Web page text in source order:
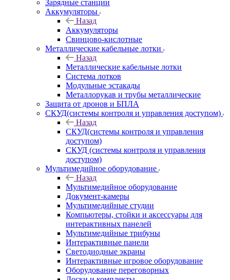
Зарядные станции
Аккумуляторы
Назад
Аккумуляторы
Свинцово-кислотные
Металлические кабельные лотки
Назад
Металлические кабельные лотки
Система лотков
Модульные эстакады
Металлорукав и трубы металлические
Защита от дронов и БПЛА
СКУД(системы контроля и управления доступом)
Назад
СКУД(системы контроля и управления
доступом)
СКУД (системы контроля и управления
доступом)
Мультимедийное оборудование
Назад
Мультимедийное оборудование
Документ-камеры
Мультимедийные студии
Компьютеры, стойки и аксессуары для
интерактивных панелей
Мультимедийные трибуны
Интерактивные панели
Светодиодные экраны
Интерактивные игровое оборудование
Оборудование переговорных